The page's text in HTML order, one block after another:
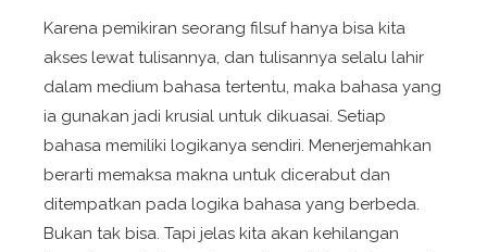
Karena pemikiran seorang filsuf hanya bisa kita
akses lewat tulisannya, dan tulisannya selalu lahir
dalam medium bahasa tertentu, maka bahasa yang
ia gunakan jadi krusial untuk dikuasai. Setiap
bahasa memiliki logikanya sendiri. Menerjemahkan
berarti memaksa makna untuk dicerabut dan
ditempatkan pada logika bahasa yang berbeda.
Bukan tak bisa. Tapi jelas kita akan kehilangan